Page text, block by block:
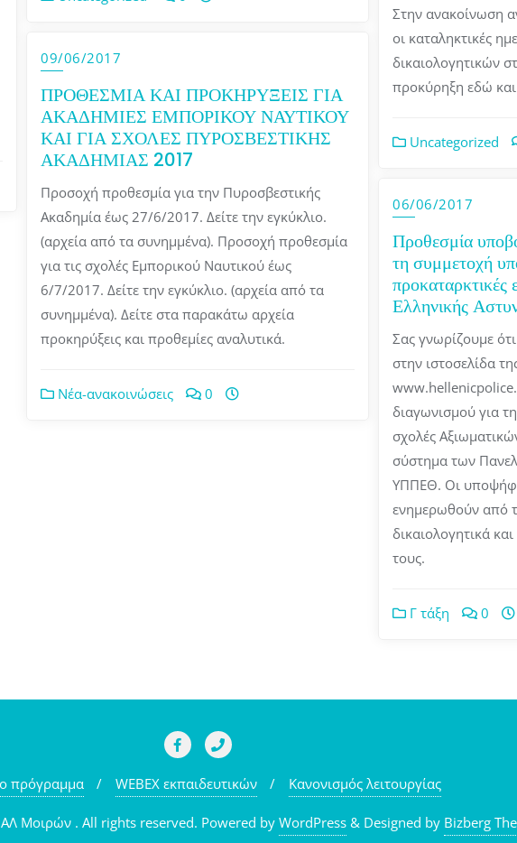
Στην ανακοίνωση
οι καταληκτικές
δικαιολογητικών
προκύρηξη εδώ
Uncategorized
09/06/2017
ΠΡΟΘΕΣΜΙΑ ΚΑΙ ΠΡΟΚΗΡΥΞΕΙΣ ΓΙΑ
ΑΚΑΔΗΜΙΕΣ ΕΜΠΟΡΙΚΟΥ ΝΑΥΤΙΚΟΥ
ΚΑΙ ΓΙΑ ΣΧΟΛΕΣ ΠΥΡΟΣΒΕΣΤΙΚΗΣ
ΑΚΑΔΗΜΙΑΣ 2017
Προσοχή προθεσμία για την Πυροσβεστικής
Ακαδημία έως 27/6/2017. Δείτε την εγκύκλιο.
(αρχεία από τα συνημμένα). Προσοχή προθεσμία
για τις σχολές Εμπορικού Ναυτικού έως
6/7/2017. Δείτε την εγκύκλιο. (αρχεία από τα
συνημμένα). Δείτε στα παρακάτω αρχεία
προκηρύξεις και προθεμίες αναλυτικά.
Νέα-ανακοινώσεις 0
06/06/2017
Προθεσμία
τη συμμετοχή
προκαταρκτικές
Ελληνικής
Σας γνωρίζουμε
στην ιστοσελίδα
διαγωνισμού για
σχολές
σύστημα των
ΥΠΠΕΘ. Οι
ενημερωθούν από
δικαιολογητικά
τους.
Γ τάξη 0
πρόγραμμα WEBEX εκπαιδευτικών Κανονισμός λειτουργίας
Μοιρών . All rights reserved. Powered by WordPress & Designed by Bizberg